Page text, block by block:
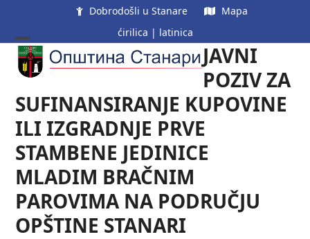
content
Dobrodošli u Stanare
Mapa
ćirilica | latinica
Open
mobile
menu
Close
mobile
menu
JAVNI
POZIV ZA
SUFINANSIRANJE KUPOVINE
ILI IZGRADNJE PRVE
STAMBENE JEDINICE
MLADIM BRAČNIM
PAROVIMA NA PODRUČJU
OPŠTINE STANARI